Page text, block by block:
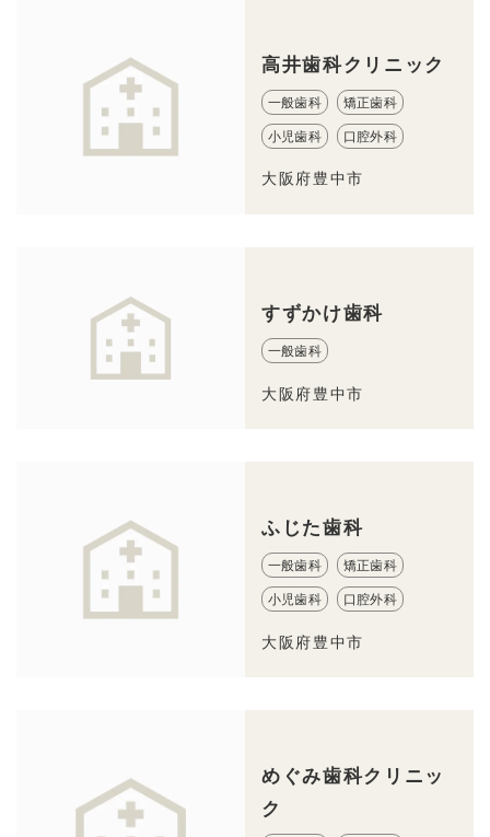
高井歯科クリニック
一般歯科 矯正歯科
小児歯科 口腔外科
大阪府豊中市
すずかけ歯科
一般歯科
大阪府豊中市
ふじた歯科
一般歯科 矯正歯科
小児歯科 口腔外科
大阪府豊中市
めぐみ歯科クリニッ
ク